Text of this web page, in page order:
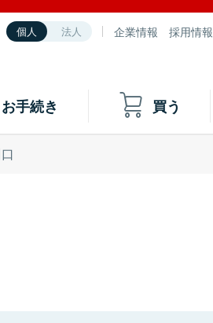
個人 法人 企業情報 採用情報
手続き 買う